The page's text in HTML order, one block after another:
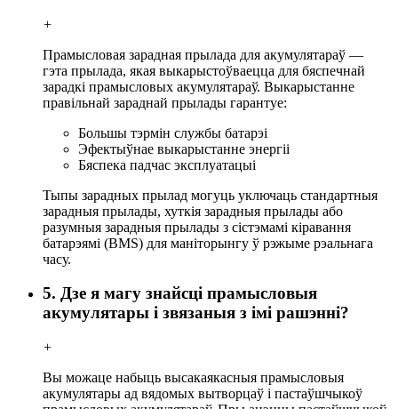
+
Прамысловая зарадная прылада для акумулятараў —
гэта прылада, якая выкарыстоўваецца для бяспечнай
зарадкі прамысловых акумулятараў. Выкарыстанне
правільнай зараднай прылады гарантуе:
Большы тэрмін службы батарэі
Эфектыўнае выкарыстанне энергіі
Бяспека падчас эксплуатацыі
Тыпы зарадных прылад могуць уключаць стандартныя
зарадныя прылады, хуткія зарадныя прылады або
разумныя зарадныя прылады з сістэмамі кіравання
батарэямі (BMS) для маніторынгу ў рэжыме рэальнага
часу.
5. Дзе я магу знайсці прамысловыя
акумулятары і звязаныя з імі рашэнні?
+
Вы можаце набыць высакаякасныя прамысловыя
акумулятары ад вядомых вытворцаў і пастаўшчыкоў